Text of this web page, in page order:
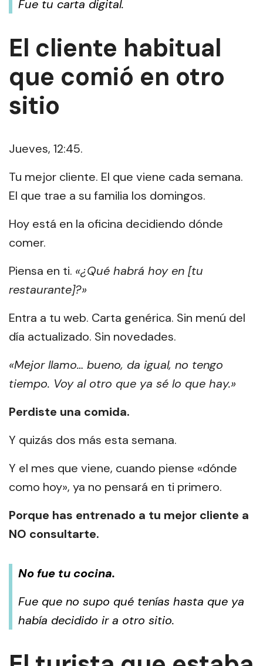
Fue tu carta digital.
El cliente habitual
que comió en otro
sitio
Jueves, 12:45.
Tu mejor cliente. El que viene cada semana.
El que trae a su familia los domingos.
Hoy está en la oficina decidiendo dónde
comer.
Piensa en ti. «¿Qué habrá hoy en [tu
restaurante]?»
Entra a tu web. Carta genérica. Sin menú del
día actualizado. Sin novedades.
«Mejor llamo… bueno, da igual, no tengo
tiempo. Voy al otro que ya sé lo que hay.»
Perdiste una comida.
Y quizás dos más esta semana.
Y el mes que viene, cuando piense «dónde
como hoy», ya no pensará en ti primero.
Porque has entrenado a tu mejor cliente a
NO consultarte.
No fue tu cocina.
Fue que no supo qué tenías hasta que ya
había decidido ir a otro sitio.